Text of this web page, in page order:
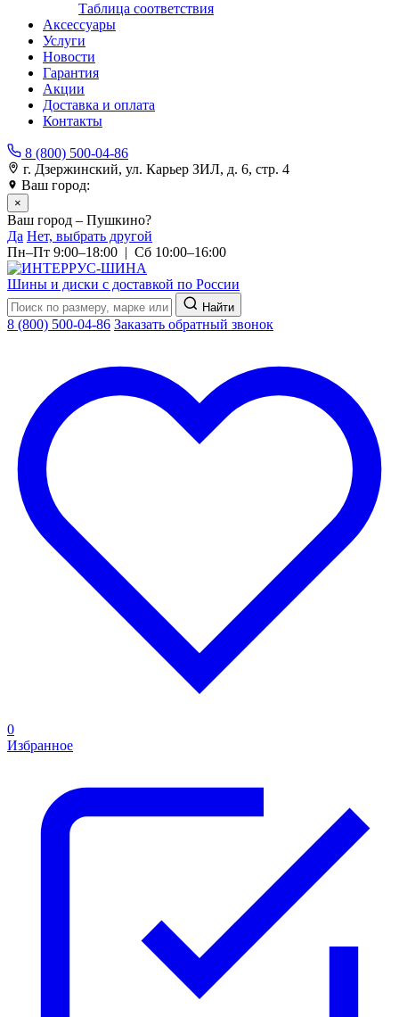
Таблица соответствия
Аксессуары
Услуги
Новости
Гарантия
Акции
Доставка и оплата
Контакты
8 (800) 500-04-86
г. Дзержинский, ул. Карьер ЗИЛ, д. 6, стр. 4
Ваш город:
×
Ваш город – Пушкино?
Да Нет, выбрать другой
Пн–Пт 9:00–18:00 | Сб 10:00–16:00
Шины и диски с доставкой по России
Найти
8 (800) 500-04-86 Заказать обратный звонок
0
Избранное